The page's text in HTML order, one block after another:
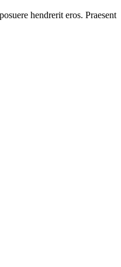
hendrerit eros. Praesent